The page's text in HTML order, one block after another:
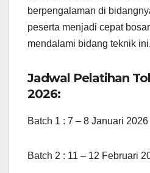
berpengalaman di
peserta menjadi cepat
mendalami bidang teknik ini.
Jadwal Pelatihan
2026:
Batch 1 : 7 – 8 Januari 2026
Batch 2 : 11 – 12 Februari